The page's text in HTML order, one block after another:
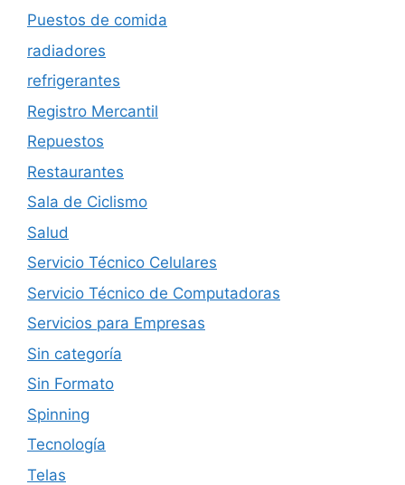
Puestos de comida
radiadores
refrigerantes
Registro Mercantil
Repuestos
Restaurantes
Sala de Ciclismo
Salud
Servicio Técnico Celulares
Servicio Técnico de Computadoras
Servicios para Empresas
Sin categoría
Sin Formato
Spinning
Tecnología
Telas